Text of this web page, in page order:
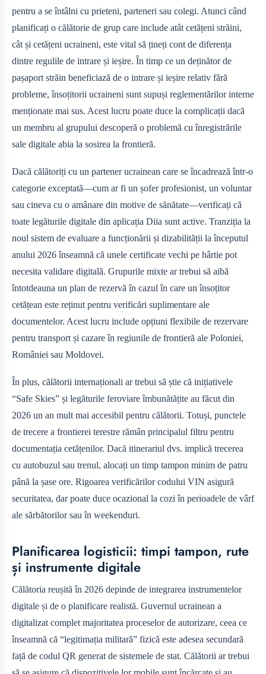
pentru a se întâlni cu prieteni, parteneri sau colegi. Atunci când
planificați o călătorie de grup care include atât cetățeni străini,
cât și cetățeni ucraineni, este vital să țineți cont de diferența
dintre regulile de intrare și ieșire. În timp ce un deținător de
pașaport străin beneficiază de o intrare și ieșire relativ fără
probleme, însoțitorii ucraineni sunt supuși reglementărilor interne
menționate mai sus. Acest lucru poate duce la complicații dacă
un membru al grupului descoperă o problemă cu înregistrările
sale digitale abia la sosirea la frontieră.
Dacă călătoriți cu un partener ucrainean care se încadrează într-o
categorie exceptată—cum ar fi un șofer profesionist, un voluntar
sau cineva cu o amânare din motive de sănătate—verificați că
toate legăturile digitale din aplicația Diia sunt active. Tranziția la
noul sistem de evaluare a funcționării și dizabilității la începutul
anului 2026 înseamnă că unele certificate vechi pe hârtie pot
necesita validare digitală. Grupurile mixte ar trebui să aibă
întotdeauna un plan de rezervă în cazul în care un însoțitor
cetățean este reținut pentru verificări suplimentare ale
documentelor. Acest lucru include opțiuni flexibile de rezervare
pentru transport și cazare în regiunile de frontieră ale Poloniei,
României sau Moldovei.
În plus, călătorii internaționali ar trebui să știe că inițiativele
“Safe Skies” și legăturile feroviare îmbunătățite au făcut din
2026 un an mult mai accesibil pentru călătorii. Totuși, punctele
de trecere a frontierei terestre rămân principalul filtru pentru
documentația cetățenilor. Dacă itinerariul dvs. implică trecerea
cu autobuzul sau trenul, alocați un timp tampon minim de patru
până la șase ore. Rigoarea verificărilor codului VIN asigură
securitatea, dar poate duce ocazional la cozi în perioadele de vârf
ale sărbătorilor sau în weekenduri.
Planificarea logisticii: timpi tampon, rute
și instrumente digitale
Călătoria reușită în 2026 depinde de integrarea instrumentelor
digitale și de o planificare realistă. Guvernul ucrainean a
digitalizat complet majoritatea proceselor de autorizare, ceea ce
înseamnă că “legitimația militară” fizică este adesea secundară
față de codul QR generat de sistemele de stat. Călătorii ar trebui